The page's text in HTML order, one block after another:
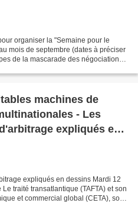
organiser la "Semaine pour le
mois de septembre (dates à préciser
de la mascarade des négociations
machines de
- Les
expliqués en
expliqués en dessins Mardi 12
traité transatlantique (TAFTA) et son
et commercial global (CETA), sont